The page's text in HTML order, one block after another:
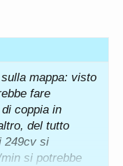
sulla mappa: visto
fare
coppia in
del tutto
249cv si
si potrebbe